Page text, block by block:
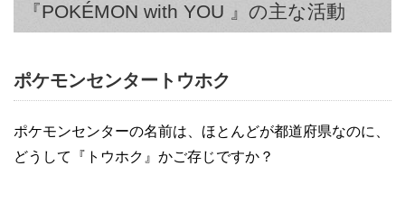
『POKÉMON with YOU 』の主な活動
ポケモンセンタートウホク
ポケモンセンターの名前は、ほとんどが都道府県なのに、
どうして『トウホク』かご存じですか？